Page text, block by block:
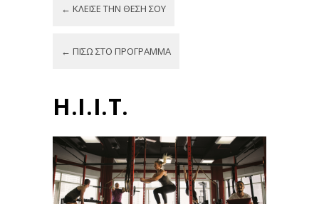
← ΚΛΕΊΣΕ ΤΗΝ ΘΈΣΗ ΣΟΥ
← ΠΊΣΩ ΣΤΟ ΠΡΌΓΡΑΜΜΑ
H.I.I.T.